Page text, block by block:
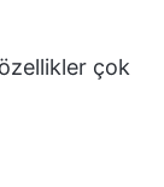
çok